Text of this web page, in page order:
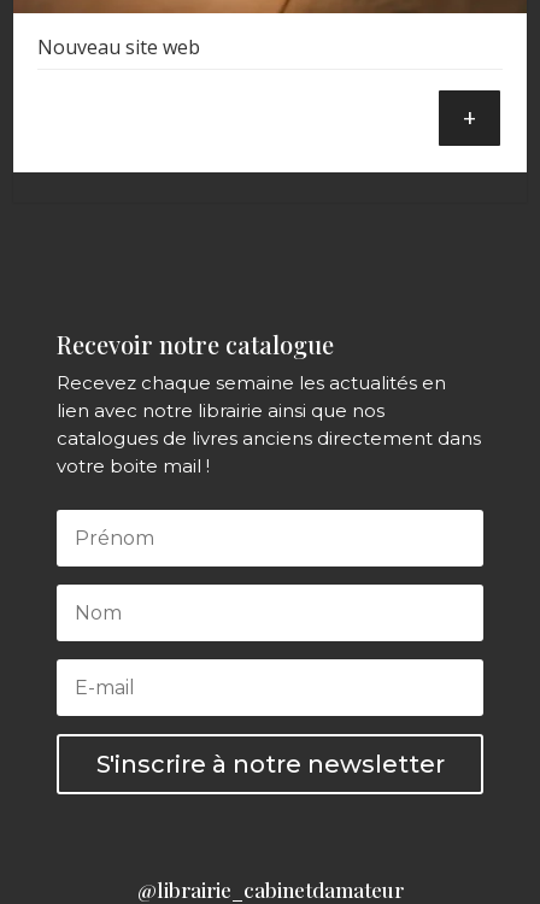
Nouveau site web
+
Recevoir notre catalogue
Recevez chaque semaine les actualités en
lien avec notre librairie ainsi que nos
catalogues de livres anciens directement dans
votre boite mail !
S'inscrire à notre newsletter
@librairie_cabinetdamateur